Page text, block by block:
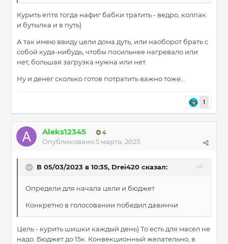
Курить ептя тогда нафиг бабки тратить - ведро, колпак
и бутылка и в путь)
А так имею ввиду цели дома дуть, или наоборот брать с
собой куда-нибудь, чтобы посильнее нагревало или
нет, большая загрузка нужна или нет.
Ну и денег сколько готов потратить важно тоже...
1
Aleks12345 4
Опубликовано5 марта, 2023
В 05/03/2023 в 10:35, Drei420 сказал:
Определи для начала цели и бюджет
Конкретно в голосовании победил давинчи
Цель - курить шишки каждый день) То есть для масел не
надо. Бюджет до 15к. Конвекционный желательно, в